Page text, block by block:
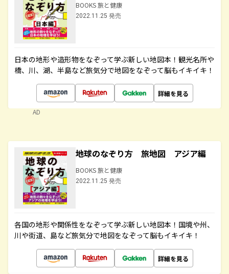
BOOKS 旅と健康
2022.11.25 発売
日本の地形や造形物をなぞって学ぶ新しい地図本！観光名所や
橋、川、湖、半島など旅気分で地図をなぞって脳もイキイキ！
詳細を見る
AD
地球のなぞり方 旅地図 アジア編
BOOKS 旅と健康
2022.11.25 発売
各国の地形や関係性をなぞって学ぶ新しい地図本！国境や州、
川や街道、島など旅気分で地図をなぞって脳もイキイキ！
詳細を見る